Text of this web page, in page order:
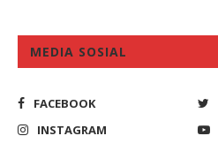
MEDIA SOSIAL
FACEBOOK
INSTAGRAM